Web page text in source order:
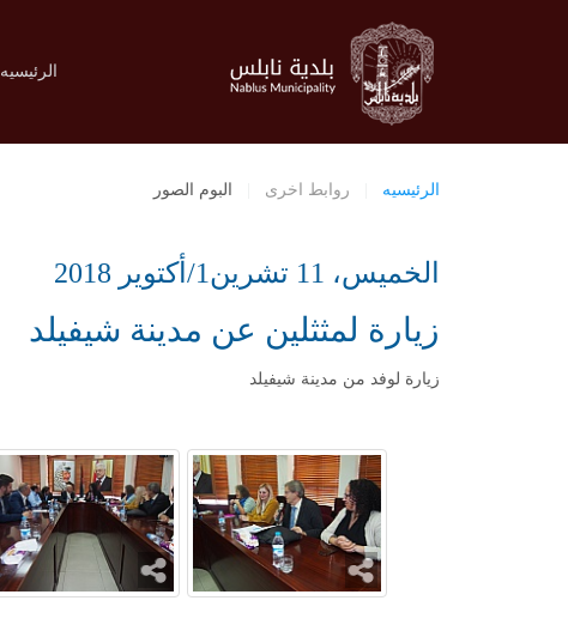
الرئيسيه
الرئيسيه روابط اخرى البوم الصور
الخميس، 11 تشرين1/أكتوير 2018
زيارة لمثثلين عن مدينة شيفيلد
زيارة لوفد من مدينة شيفيلد